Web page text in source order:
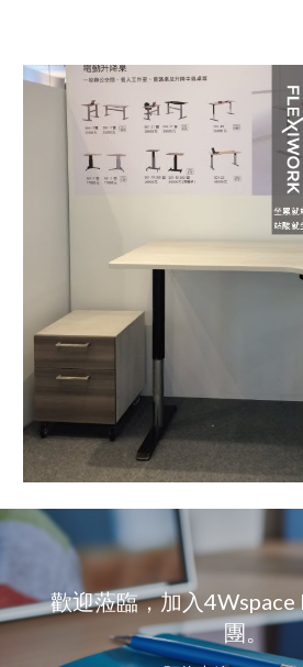
歡迎蒞臨，加入4Wspace
團。